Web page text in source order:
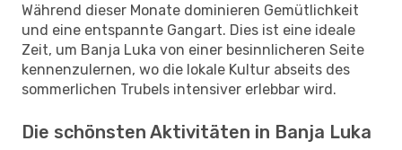
Während dieser Monate dominieren Gemütlichkeit
und eine entspannte Gangart. Dies ist eine ideale
Zeit, um Banja Luka von einer besinnlicheren Seite
kennenzulernen, wo die lokale Kultur abseits des
sommerlichen Trubels intensiver erlebbar wird.
Die schönsten Aktivitäten in Banja Luka